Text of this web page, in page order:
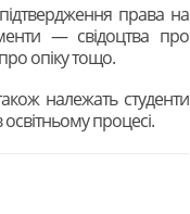
права на
— свідоцтва про
опіку тощо.
належать студенти
процесі.